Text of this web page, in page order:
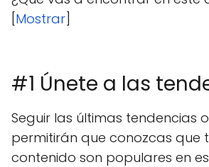
[Mostrar]
#1 Únete a las
Seguir las últimas tendencias
permitirán que conozcas que
contenido son populares en